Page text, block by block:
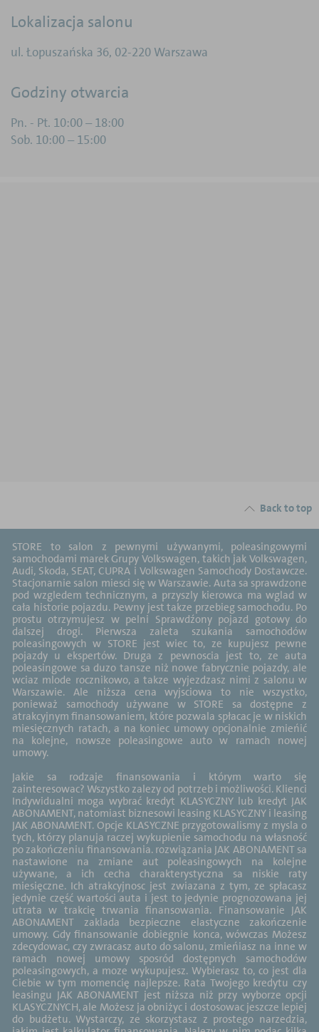
Lokalizacja salonu
ul. Łopuszańska 36, 02-220 Warszawa
Godziny otwarcia
Pn. - Pt. 10:00 – 18:00
Sob. 10:00 – 15:00
Back to top
STORE to salon z pewnymi używanymi, poleasingowymi
samochodami marek Grupy Volkswagen, takich jak Volkswagen,
Audi, Skoda, SEAT, CUPRA i Volkswagen Samochody Dostawcze.
Stacjonarnie salon miesci się w Warszawie. Auta sa sprawdzone
pod wzgledem technicznym, a przyszly kierowca ma wglad w
cała historie pojazdu. Pewny jest takze przebieg samochodu. Po
prostu otrzymujesz w pelni Sprawdźony pojazd gotowy do
dalszej drogi. Pierwsza zaleta szukania samochodów
poleasingowych w STORE jest wiec to, ze kupujesz pewne
pojazdy u ekspertów. Druga z pewnoscia jest to, ze auta
poleasingowe sa duzo tansze niż nowe fabrycznie pojazdy, ale
wciaz mlode rocznikowo, a takze wyjezdzasz nimi z salonu w
Warszawie. Ale niższa cena wyjsciowa to nie wszystko,
ponieważ samochody używane w STORE sa dostępne z
atrakcyjnym finansowaniem, które pozwala spłacac je w niskich
miesięcznych ratach, a na koniec umowy opcjonalnie zmieńić
na kolejne, nowsze poleasingowe auto w ramach nowej
umowy.
Jakie sa rodzaje finansowania i którym warto się
zainteresowac? Wszystko zalezy od potrzeb i możliwości. Klienci
Indywidualni moga wybrać kredyt KLASYCZNY lub kredyt JAK
ABONAMENT, natomiast biznesowi leasing KLASYCZNY i leasing
JAK ABONAMENT. Opcje KLASYCZNE przygotowalismy z mysla o
tych, którzy planuja raczej wykupienie samochodu na własność
po zakończeniu finansowania. rozwiązania JAK ABONAMENT sa
nastawione na zmiane aut poleasingowych na kolejne
używane, a ich cecha charakterystyczna sa niskie raty
miesięczne. Ich atrakcyjnosc jest zwiazana z tym, ze spłacasz
jedynie część wartości auta i jest to jedynie prognozowana jej
utrata w trakcię trwania finansowania. Finansowanie JAK
ABONAMENT zaklada bezpieczne elastyczne zakończenie
umowy. Gdy finansowanie dobiegnie konca, wówczas Możesz
zdecydowac, czy zwracasz auto do salonu, zmieńiasz na inne w
ramach nowej umowy sposród dostępnych samochodów
poleasingowych, a moze wykupujesz. Wybierasz to, co jest dla
Ciebie w tym momencię najlepsze. Rata Twojego kredytu czy
leasingu JAK ABONAMENT jest niższa niż przy wyborze opcji
KLASYCZNYCH, ale Możesz ja obniżyc i dostosowac jeszcze lepiej
do budżetu. Wystarczy, ze skorzystasz z prostego narzedzia,